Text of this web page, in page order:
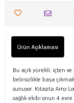
Ürün Açıklaması
Bu açık yürekli, içten
belirsizlikle başa
sunuyor. Kitapta Amy
sağlık ekibi onun 4.